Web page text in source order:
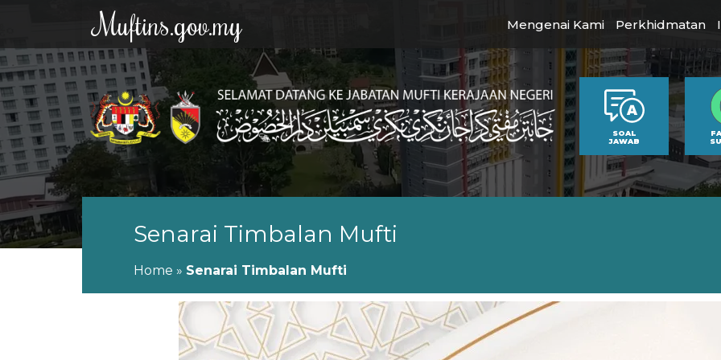
Muftins.gov.my Mengenai Kami Perkhidmatan
SOAL
JAWAB
Senarai Timbalan Mufti
Home » Senarai Timbalan Mufti